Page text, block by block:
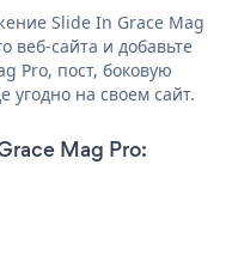
Slide In Grace Mag
веб-сайта и добавьте
Pro, пост, боковую
угодно на своем сайт.
Mag Pro: